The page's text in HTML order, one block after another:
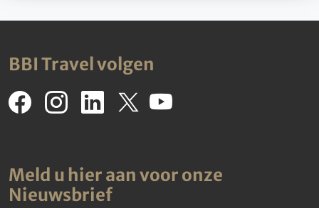
BBI Travel volgen
Meld u hier aan voor onze
Nieuwsbrief